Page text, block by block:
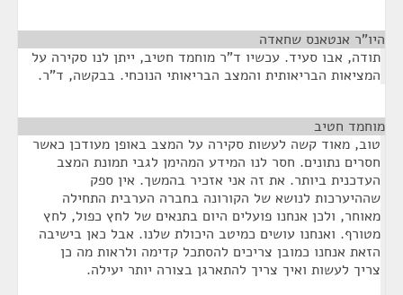
היו"ר אנטאנס שחאדה
תודה, אבו סעיד. עכשיו ד"ר מוחמד חטיב, ייתן לנו סקירה על
המציאות הבריאותית והמצב הבריאותי הנוכחי. בבקשה, ד"ר.
מוחמד חטיב
טוב, מאוד קשה לעשות סקירה על המצב באופן מעודכן כאשר
חסרים נתונים. חסר לנו המידע המהימן לגבי תמונת המצב
העדכנית ביותר. את זה אני אזכיר בהמשך. אין ספק
שההיערכות לנושא של הקורונה בחברה הערבית התחילה
מאוחר, ולכן אנחנו פועלים היום בתנאים של לחץ כפול, לחץ
מטורף. ואנחנו עושים כמיטב היכולת שלנו. אבל כאן בישיבה
הזאת אנחנו כמובן צריכים להסתכל קדימה ולראות מה כן
צריך לעשות ואיך צריך להתארגן בצורה יותר יעילה.